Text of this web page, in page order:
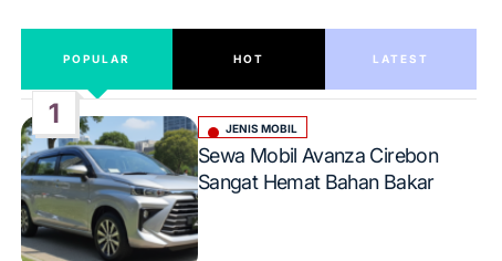
POPULAR HOT LATEST
1
Posted
in
JENIS MOBIL
Sewa Mobil Avanza Cirebon
Sangat Hemat Bahan Bakar